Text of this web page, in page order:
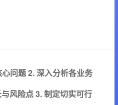
问题2. 深入分析各业务
风险点3. 制定切实可行